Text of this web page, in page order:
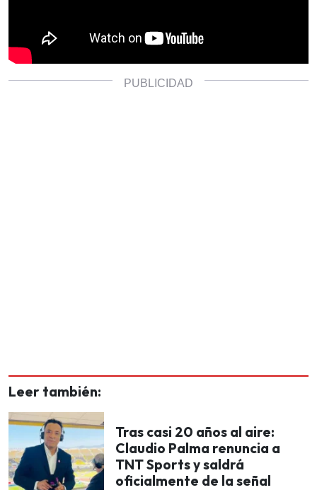
Leer también:
Tras casi 20 años al aire:
Claudio Palma renuncia a
TNT Sports y saldrá
oficialmente de la señal